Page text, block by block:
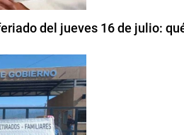
del jueves 16 de julio: